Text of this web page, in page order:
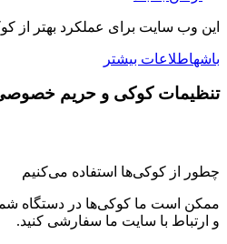
این وب سایت برای عملکرد بهتر از
باشهاطلاعات بیشتر
تنظیمات کوکی و حریم
چطور از کوکی‌ها استفاده می‌کنیم
ممکن است ما کوکی‌ها در دستگاه شما
و ارتباط با سایت ما سفارشی کنید.